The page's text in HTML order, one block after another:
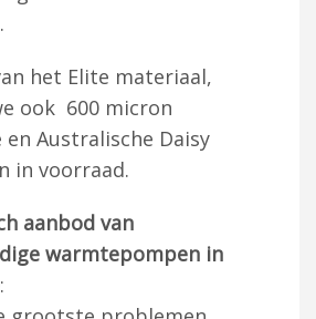
het Elite materiaal,
ook 600 micron
en Australische Daisy
in voorraad.
aanbod van
warmtepompen in
: